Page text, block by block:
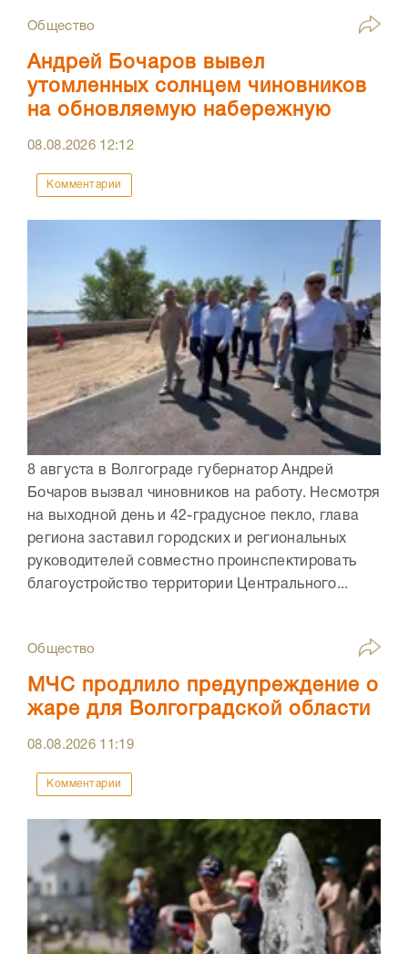
Общество
Андрей Бочаров вывел
утомленных солнцем чиновников
на обновляемую набережную
08.08.2026 12:12
Комментарии
8 августа в Волгограде губернатор Андрей
Бочаров вызвал чиновников на работу. Несмотря
на выходной день и 42-градусное пекло, глава
региона заставил городских и региональных
руководителей совместно проинспектировать
благоустройство территории Центрального...
Общество
МЧС продлило предупреждение о
жаре для Волгоградской области
08.08.2026 11:19
Комментарии